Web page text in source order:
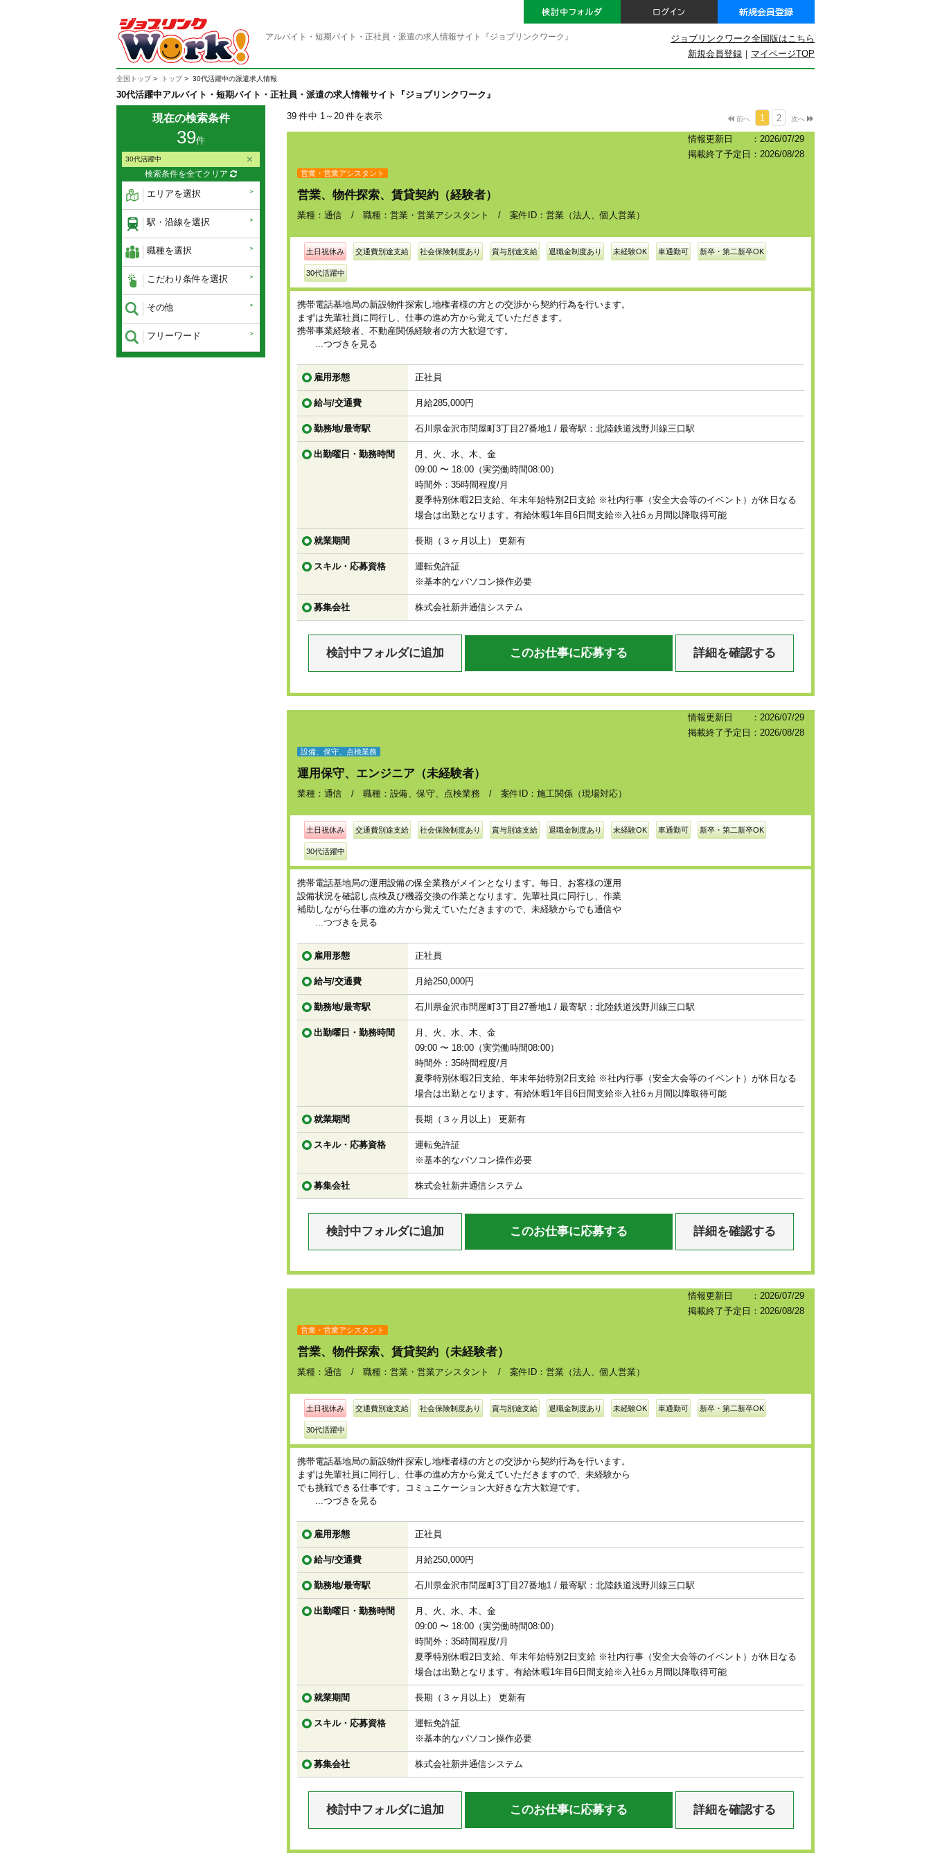
アルバイト・短期バイト・正社員・派遣の求人情報サイト『ジョブリンクワーク』
ジョブリンクワーク全国版はこちら
マイページTOP
新規会員登録 ｜
全国トップ トップ 30代活躍中の派遣求人情報
30代活躍中アルバイト・短期バイト・正社員・派遣の求人情報サイト『ジョブリンクワーク』
39 件中 1～20 件を表示 前へ 1 2 次へ
情報更新日 ：2026/07/29
掲載終了予定日：2026/08/28
営業・営業アシスタント
営業、物件探索、賃貸契約（経験者）
業種：通信 / 職種：営業・営業アシスタント / 案件ID：営業（法人、個人営業）
土日祝休み 交通費別途支給 社会保険制度あり 賞与別途支給 退職金制度あり 未経験OK 車通勤可 新卒・第二新卒OK
30代活躍中
携帯電話基地局の新設物件探索し地権者様の方との交渉から契約行為を行います。
まずは先輩社員に同行し、仕事の進め方から覚えていただきます。
携帯事業経験者、不動産関係経験者の方大歓迎です。
...つづきを見る
雇用形態 正社員
給与/交通費 月給285,000円
勤務地/最寄駅 石川県金沢市問屋町3丁目27番地1 / 最寄駅：北陸鉄道浅野川線三口駅
出勤曜日・勤務時間
月、火、水、木、金
09:00 〜 18:00（実労働時間08:00）
時間外：35時間程度/月
夏季特別休暇2日支給、年末年始特別2日支給 ※社内行事（安全大会等のイベント）が休日なる
場合は出勤となります。有給休暇1年目6日間支給※入社6ヵ月間以降取得可能
就業期間 長期（３ヶ月以上） 更新有
スキル・応募資格
運転免許証
※基本的なパソコン操作必要
募集会社 株式会社新井通信システム
検討中フォルダに追加 このお仕事に応募する 詳細を確認する
情報更新日 ：2026/07/29
掲載終了予定日：2026/08/28
設備、保守、点検業務
運用保守、エンジニア（未経験者）
業種：通信 / 職種：設備、保守、点検業務 / 案件ID：施工関係（現場対応）
土日祝休み 交通費別途支給 社会保険制度あり 賞与別途支給 退職金制度あり 未経験OK 車通勤可 新卒・第二新卒OK
30代活躍中
携帯電話基地局の運用設備の保全業務がメインとなります。毎日、お客様の運用
設備状況を確認し点検及び機器交換の作業となります。先輩社員に同行し、作業
補助しながら仕事の進め方から覚えていただきますので、未経験からでも通信や
...つづきを見る
雇用形態 正社員
給与/交通費 月給250,000円
勤務地/最寄駅 石川県金沢市問屋町3丁目27番地1 / 最寄駅：北陸鉄道浅野川線三口駅
出勤曜日・勤務時間
月、火、水、木、金
09:00 〜 18:00（実労働時間08:00）
時間外：35時間程度/月
夏季特別休暇2日支給、年末年始特別2日支給 ※社内行事（安全大会等のイベント）が休日なる
場合は出勤となります。有給休暇1年目6日間支給※入社6ヵ月間以降取得可能
就業期間 長期（３ヶ月以上） 更新有
スキル・応募資格
運転免許証
※基本的なパソコン操作必要
募集会社 株式会社新井通信システム
検討中フォルダに追加 このお仕事に応募する 詳細を確認する
情報更新日 ：2026/07/29
掲載終了予定日：2026/08/28
営業・営業アシスタント
営業、物件探索、賃貸契約（未経験者）
業種：通信 / 職種：営業・営業アシスタント / 案件ID：営業（法人、個人営業）
土日祝休み 交通費別途支給 社会保険制度あり 賞与別途支給 退職金制度あり 未経験OK 車通勤可 新卒・第二新卒OK
30代活躍中
携帯電話基地局の新設物件探索し地権者様の方との交渉から契約行為を行います。
まずは先輩社員に同行し、仕事の進め方から覚えていただきますので、未経験から
でも挑戦できる仕事です。コミュニケーション大好きな方大歓迎です。
...つづきを見る
雇用形態 正社員
給与/交通費 月給250,000円
勤務地/最寄駅 石川県金沢市問屋町3丁目27番地1 / 最寄駅：北陸鉄道浅野川線三口駅
出勤曜日・勤務時間
月、火、水、木、金
09:00 〜 18:00（実労働時間08:00）
時間外：35時間程度/月
夏季特別休暇2日支給、年末年始特別2日支給 ※社内行事（安全大会等のイベント）が休日なる
場合は出勤となります。有給休暇1年目6日間支給※入社6ヵ月間以降取得可能
就業期間 長期（３ヶ月以上） 更新有
スキル・応募資格
運転免許証
※基本的なパソコン操作必要
募集会社 株式会社新井通信システム
検討中フォルダに追加 このお仕事に応募する 詳細を確認する
現在の検索条件
39件
30代活躍中
検索条件を全てクリア
エリアを選択
駅・沿線を選択
職種を選択
こだわり条件を選択
その他
フリーワード